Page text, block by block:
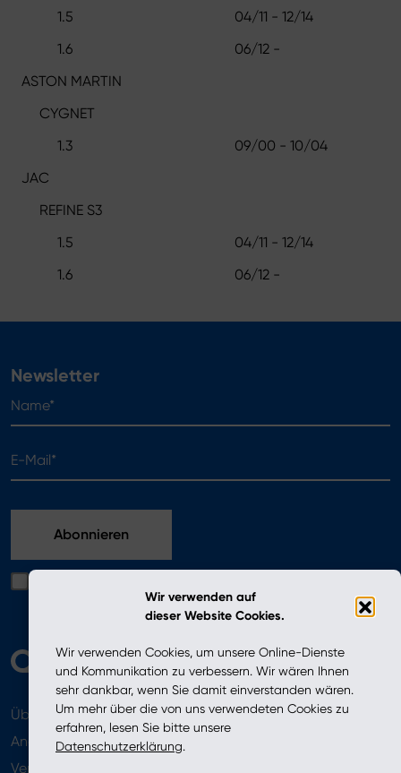
Wir verwenden auf
dieser Website Cookies.
Wir verwenden Cookies, um unsere Online-Dienste
und Kommunikation zu verbessern. Wir wären Ihnen
sehr dankbar, wenn Sie damit einverstanden wären.
Um mehr über die von uns verwendeten Cookies zu
erfahren, lesen Sie bitte unsere
Datenschutzerklärung.
1.5
04/11 - 12/14
1.6
06/12 -
ASTON MARTIN
CYGNET
1.3
09/00 - 10/04
JAC
REFINE S3
1.5
04/11 - 12/14
1.6
06/12 -
Newsletter
Ich bestätige, dass ich die in der Datenschutzerklärung
enthaltenen Bedingungen gelesen habe
Über uns
Angebot
Aktuelles
Verkaufsstellen